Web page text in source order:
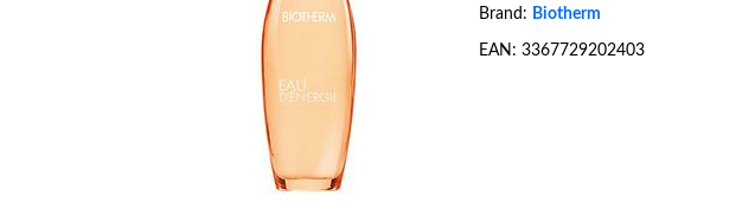
Brand: Biotherm
EAN: 3367729202403